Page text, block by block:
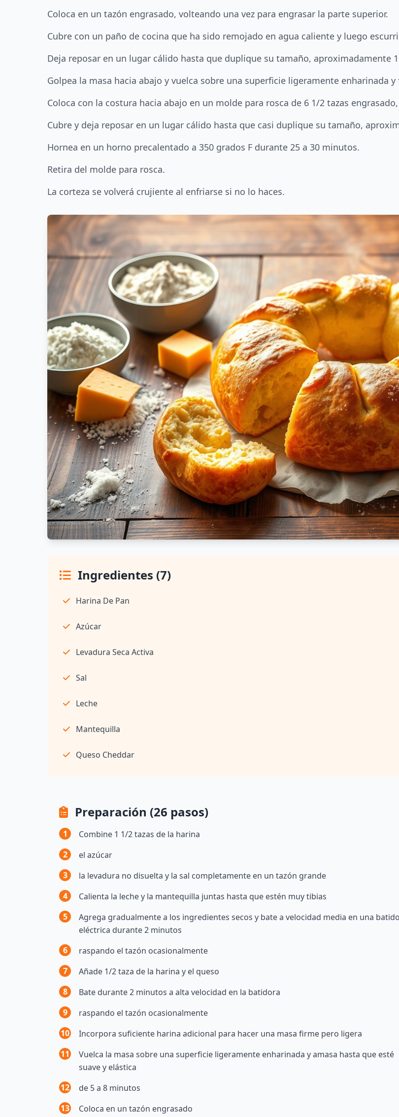
Coloca en un tazón engrasado, volteando una vez para engrasar la parte superior.
Cubre con un paño de cocina que ha sido remojado en agua caliente y luego
Deja reposar en un lugar cálido hasta que duplique su tamaño, aproximadamente
Golpea la masa hacia abajo y vuelca sobre una superficie ligeramente enharinada
Coloca con la costura hacia abajo en un molde para rosca de 6 1/2 tazas
Cubre y deja reposar en un lugar cálido hasta que casi duplique su tamaño,
Hornea en un horno precalentado a 350 grados F durante 25 a 30 minutos.
Retira del molde para rosca.
La corteza se volverá crujiente al enfriarse si no lo haces.
Ingredientes (7)
Harina De Pan
Azúcar
Levadura Seca Activa
Sal
Leche
Mantequilla
Queso Cheddar
Preparación (26 pasos)
1
Combine 1 1/2 tazas de la harina
2
el azúcar
3
la levadura no disuelta y la sal completamente en un tazón grande
4
Calienta la leche y la mantequilla juntas hasta que estén muy tibias
5
Agrega gradualmente a los ingredientes secos y bate a velocidad media en una
eléctrica durante 2 minutos
6
raspando el tazón ocasionalmente
7
Añade 1/2 taza de la harina y el queso
8
Bate durante 2 minutos a alta velocidad en la batidora
9
raspando el tazón ocasionalmente
10
Incorpora suficiente harina adicional para hacer una masa firme pero ligera
11
Vuelca la masa sobre una superficie ligeramente enharinada y amasa hasta que esté
suave y elástica
12
de 5 a 8 minutos
13
Coloca en un tazón engrasado